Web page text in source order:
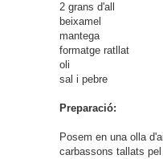
2 grans d'all
beixamel
mantega
formatge ratllat
oli
sal i pebre
Preparació:
Posem en una olla
carbassons tallats